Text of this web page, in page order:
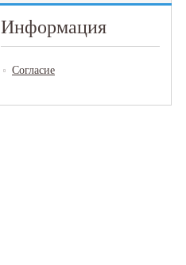
Информация
Согласие